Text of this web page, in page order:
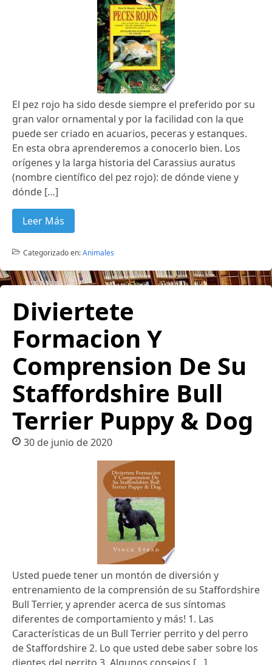
El pez rojo ha sido desde siempre el preferido por su
gran valor ornamental y por la facilidad con la que
puede ser criado en acuarios, peceras y estanques.
En esta obra aprenderemos a conocerlo bien. Los
orígenes y la larga historia del Carassius auratus
(nombre científico del pez rojo): de dónde viene y
dónde […]
Leer Más
Categorizado en:Animales
Diviertete
Formacion Y
Comprension De Su
Staffordshire Bull
Terrier Puppy & Dog
30 de junio de 2020
Usted puede tener un montón de diversión y
entrenamiento de la comprensión de su Staffordshire
Bull Terrier, y aprender acerca de sus síntomas
diferentes de comportamiento y más! 1. Las
Características de un Bull Terrier perrito y del perro
de Staffordshire 2. Lo que usted debe saber sobre los